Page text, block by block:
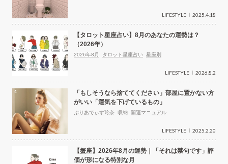
LIFESTYLE 2025.4.18
【タロット星座占い】8月のあなたの運勢は？
（2026年）
2026年8月 タロット星座占い 星座別
LIFESTYLE 2026.8.2
「もしそうなら捨ててください」部屋に置かない方
がいい「運気を下げているもの」
ぷりあでぃす玲奈 収納 開運マニュアル
LIFESTYLE 2025.2.20
【蟹座】2026年8月の運勢｜「それは禁句です」評
価が形になる特別な月